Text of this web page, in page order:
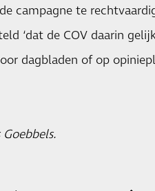
campagne te
‘dat de COV daarin
dagbladen of op